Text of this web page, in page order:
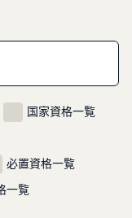
国家資格一覧
必置資格一覧
一覧